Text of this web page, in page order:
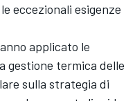
eccezionali esigenze
applicato le
gestione termica delle
sulla strategia di